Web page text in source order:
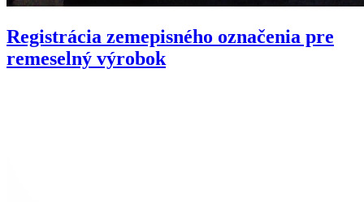
Registrácia zemepisného označenia pre
remeselný výrobok